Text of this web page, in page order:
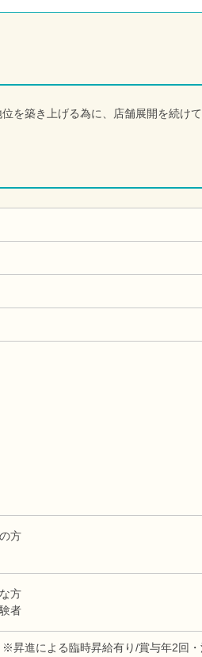
築き上げる為に、店舗展開を続け
方
方
者
昇進による臨時昇給有り/賞与年2回